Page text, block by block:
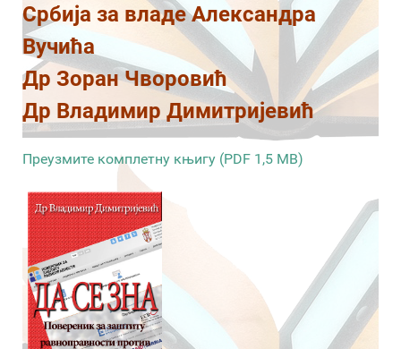
Србија за владе Александра
Вучића
Др Зоран Чворовић
Др Владимир Димитријевић
Преузмите комплетну књигу (PDF 1,5 MB)